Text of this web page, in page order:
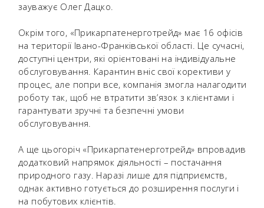
зауважує Олег Дацко.
Окрім того, «Прикарпатенерготрейд» має 16 офісів
на території Івано-Франківської області. Це сучасні,
доступні центри, які орієнтовані на індивідуальне
обслуговування. Карантин вніс свої корективи у
процес, але попри все, компанія змогла налагодити
роботу так, щоб не втратити зв’язок з клієнтами і
гарантувати зручні та безпечні умови
обслуговування.
А ще цьогоріч «Прикарпатенерготрейд» впровадив
додатковий напрямок діяльності – постачання
природного газу. Наразі лише для підприємств,
однак активно готується до розширення послуги і
на побутових клієнтів.